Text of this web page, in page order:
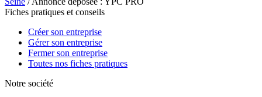
Fiches pratiques et conseils
Créer son entreprise
Gérer son entreprise
Fermer son entreprise
Toutes nos fiches pratiques
Notre société